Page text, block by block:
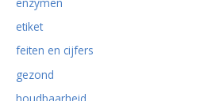
etiket
feiten en cijfers
gezond